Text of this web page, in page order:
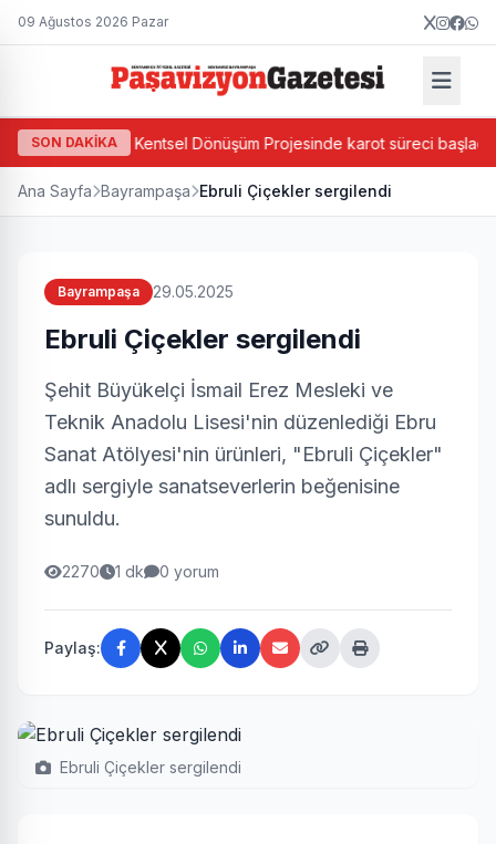
09 Ağustos 2026 Pazar
SON DAKİKA
Ada Bazlı Kentsel Dönüşüm Projesinde karot süreci başladı
Ana Sayfa Bayrampaşa Ebruli Çiçekler sergilendi
Bayrampaşa 29.05.2025
Ebruli Çiçekler sergilendi
Şehit Büyükelçi İsmail Erez Mesleki ve
Teknik Anadolu Lisesi'nin düzenlediği Ebru
Sanat Atölyesi'nin ürünleri, "Ebruli Çiçekler"
adlı sergiyle sanatseverlerin beğenisine
sunuldu.
2270 1 dk 0 yorum
Paylaş:
Ebruli Çiçekler sergilendi